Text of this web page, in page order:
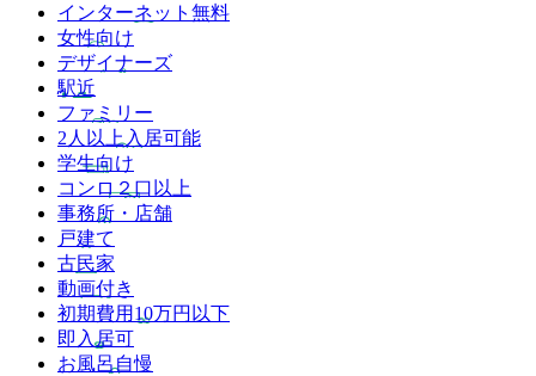
インターネット無料
女性向け
デザイナーズ
駅近
ファミリー
2人以上入居可能
学生向け
コンロ２口以上
事務所・店舗
戸建て
古民家
動画付き
初期費用10万円以下
即入居可
お風呂自慢